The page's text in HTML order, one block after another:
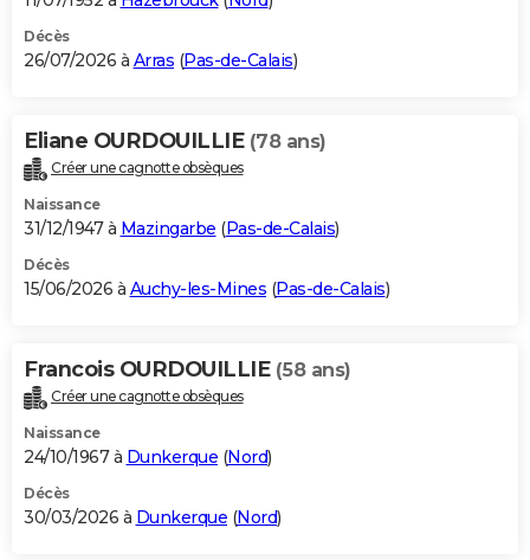
GUIDES D'ACHAT
BONS PLANS
Carte de Noël
Carte Bonne année
Carte Saint-Valentin
Carte Pâques
Carte d'anniversaire
DICTIONNAIRE
Dictionnaire
Biographies
Citations
Expressions
Proverbes
PROGRAMME TV
S'inscrire
Se connecter
Lycées
Collèges
Primaires
Universités
Entreprises
Service militaire
Avis de recherche
AVIS DE DÉCÈS
Bricolage
Lifestyle
Culture
Sport
Auto
Television
Voyage
Cinema
Décès
26/07/2026 à Arras (Pas-de-Calais)
Eliane OURDOUILLIE (78 ans)
Créer une cagnotte obsèques
Naissance
31/12/1947 à Mazingarbe (Pas-de-Calais)
Décès
15/06/2026 à Auchy-les-Mines (Pas-de-Calais)
Francois OURDOUILLIE (58 ans)
Créer une cagnotte obsèques
Naissance
24/10/1967 à Dunkerque (Nord)
Décès
30/03/2026 à Dunkerque (Nord)